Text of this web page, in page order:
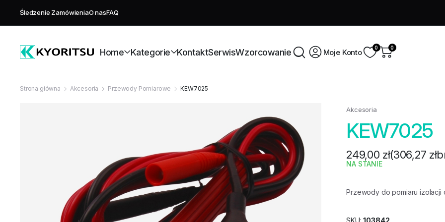
Śledzenie ZamówieniaO nasFAQ
Home
Kontakt
O nas
Kontakt
Polityka prywatności
Regulamin
Kategorie KontaktSerwisWzorcowanie Moje Konto 0 0
Strona główna Akcesoria Przewody Pomiarowe KEW7025
Akcesoria
KEW7025
249,00 zł(306,27 zł
NA STANIE
Przewody do pomiaru izolacji
SKU:103842